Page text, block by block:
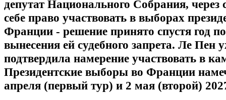
депутат Национального Собрания, через
себе право участвовать в выборах
Франции - решение принято спустя год
вынесения ей судебного запрета. Ле Пен
подтвердила намерение участвовать в
Президентские выборы во Франции
апреля (первый тур) и 2 мая (второй)